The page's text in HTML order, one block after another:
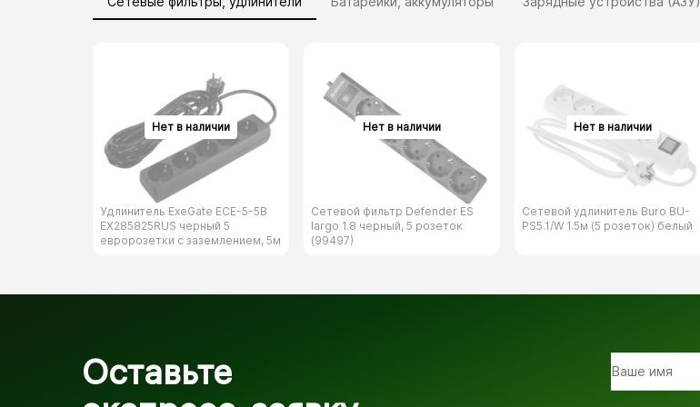
Удлинитель ExeGate ECE-5-5B
EX285825RUS черный 5
евророзетки с заземлением, 5м
Сетевой фильтр Defender ES
largo 1.8 черный, 5 розеток
(99497)
Сетевой удлинитель Buro BU-
PS5.1/​W 1.5м (5 розеток) белый
Оставьте